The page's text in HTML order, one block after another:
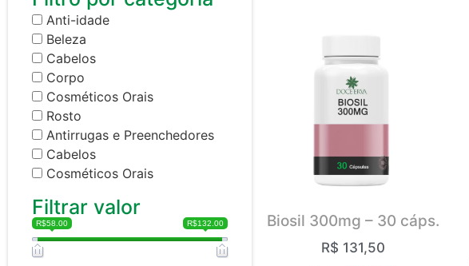
Anti-idade
Beleza
Cabelos
Corpo
Cosméticos Orais
Rosto
Antirrugas e Preenchedores
Cabelos
Cosméticos Orais
Filtrar valor
R$58.00 R$132.00 Biosil 300mg – 30 cáps.
R$ 131,50